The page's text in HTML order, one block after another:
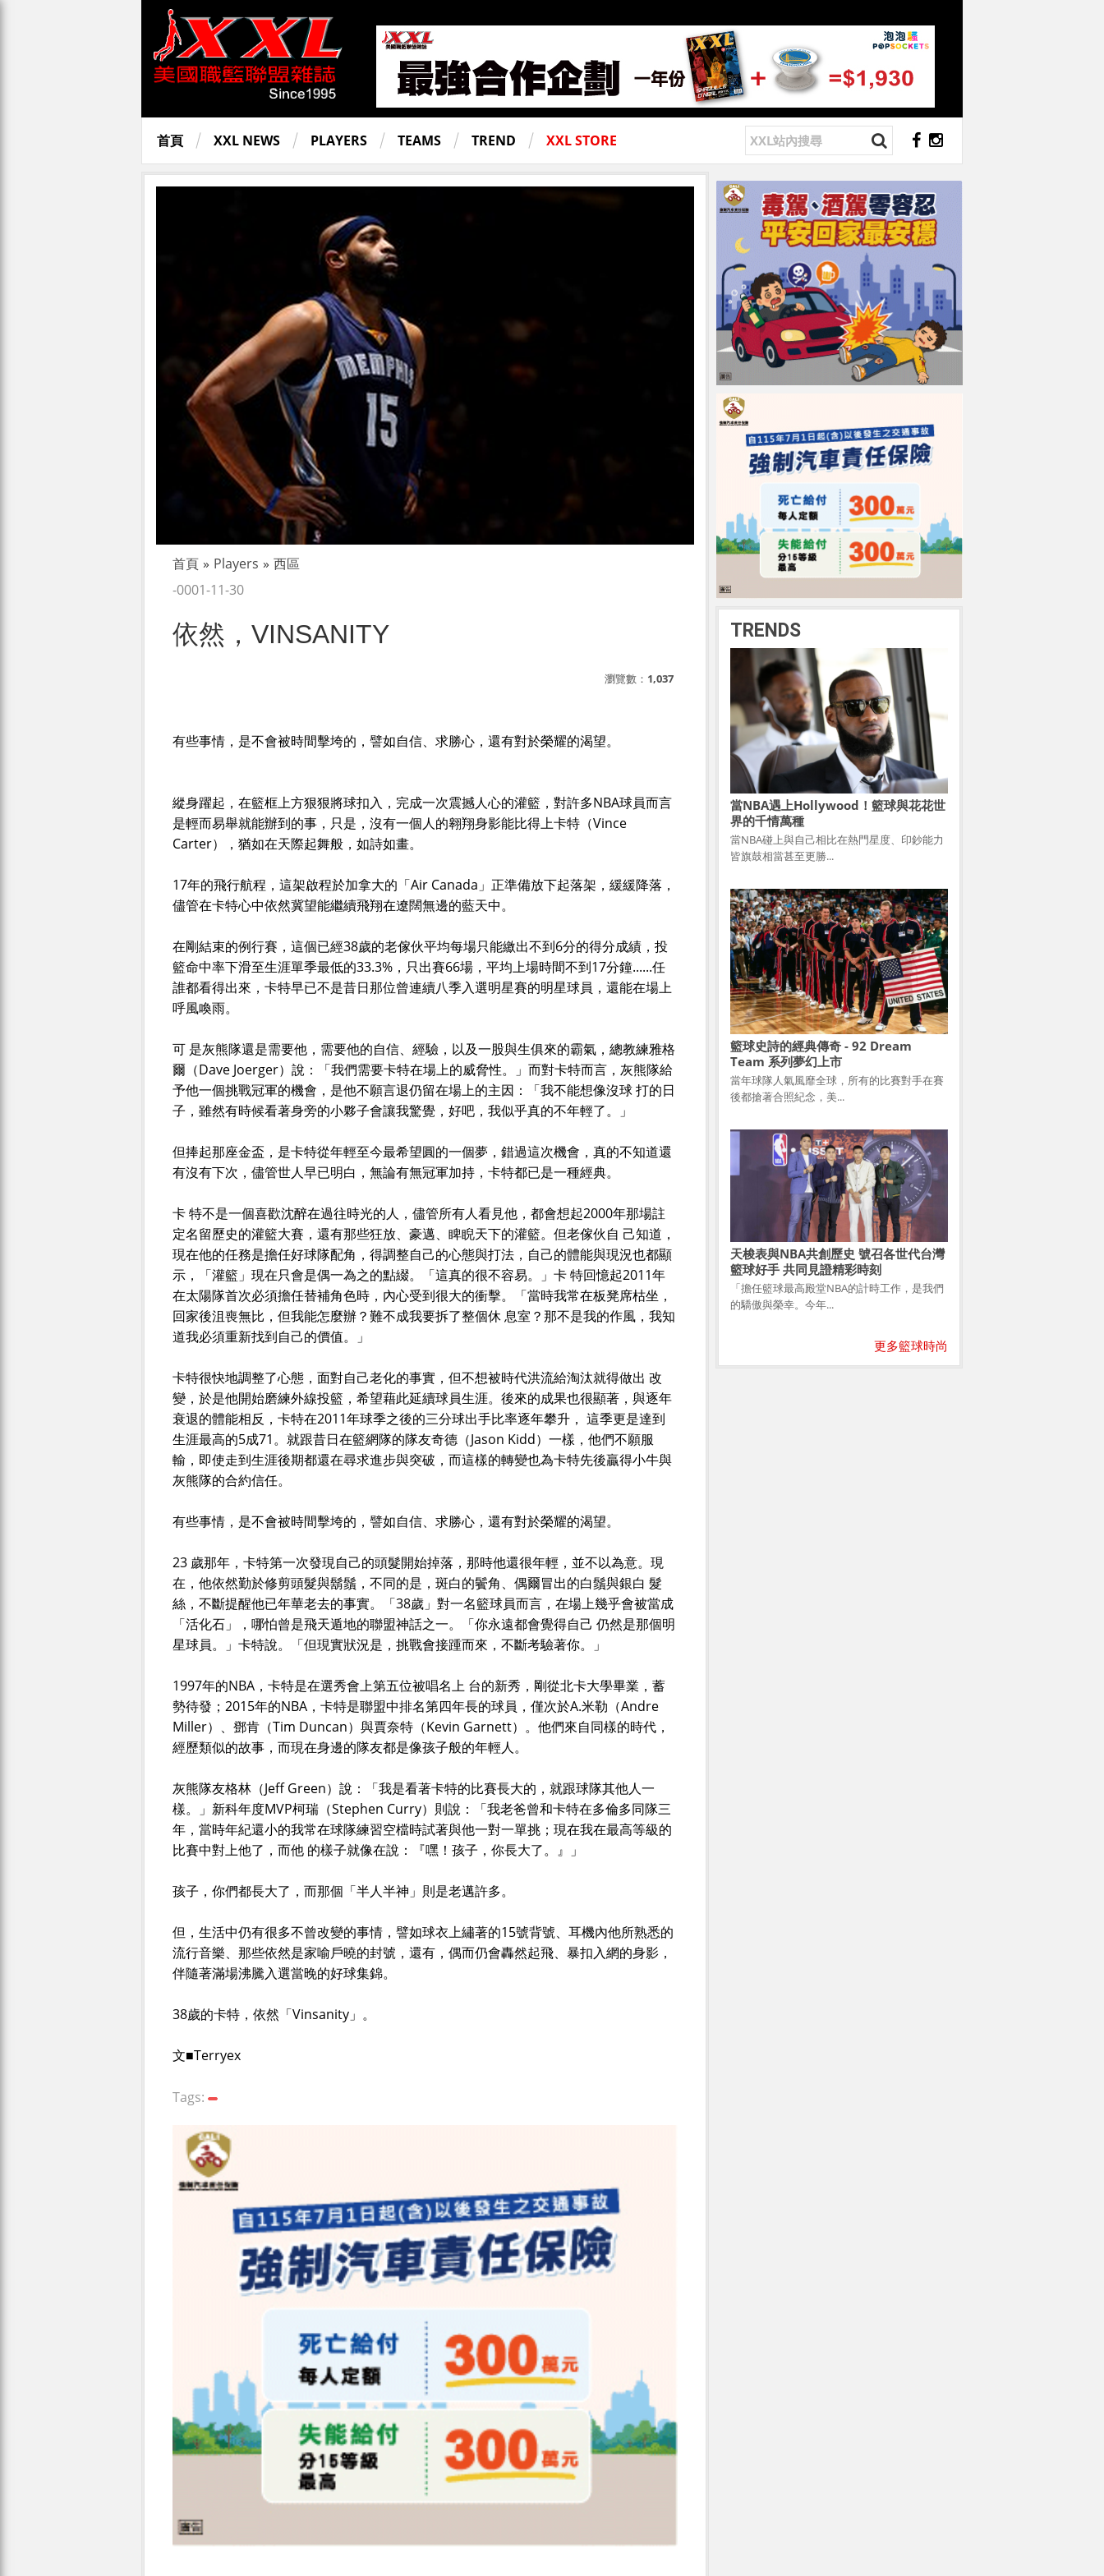
首頁 XXL NEWS PLAYERS TEAMS TREND XXL STORE
首頁 » Players » 西區
-0001-11-30
依然，VINSANITY
瀏覽數： 1,037
有些事情，是不會被時間擊垮的，譬如自信、求勝心，還有對於榮耀的渴望。
縱身躍起，在籃框上方狠狠將球扣入，完成一次震撼人心的灌籃，對許多NBA球員而言
是輕而易舉就能辦到的事，只是，沒有一個人的翱翔身影能比得上卡特（Vince
Carter），猶如在天際起舞般，如詩如畫。
17年的飛行航程，這架啟程於加拿大的「Air Canada」正準備放下起落架，緩緩降落，
儘管在卡特心中依然冀望能繼續飛翔在遼闊無邊的藍天中。
在剛結束的例行賽，這個已經38歲的老傢伙平均每場只能繳出不到6分的得分成績，投
籃命中率下滑至生涯單季最低的33.3%，只出賽66場，平均上場時間不到17分鐘......任
誰都看得出來，卡特早已不是昔日那位曾連續八季入選明星賽的明星球員，還能在場上
呼風喚雨。
可 是灰熊隊還是需要他，需要他的自信、經驗，以及一股與生俱來的霸氣，總教練雅格
爾（Dave Joerger）說：「我們需要卡特在場上的威脅性。」而對卡特而言，灰熊隊給
予他一個挑戰冠軍的機會，是他不願言退仍留在場上的主因：「我不能想像沒球 打的日
子，雖然有時候看著身旁的小夥子會讓我驚覺，好吧，我似乎真的不年輕了。」
但捧起那座金盃，是卡特從年輕至今最希望圓的一個夢，錯過這次機會，真的不知道還
有沒有下次，儘管世人早已明白，無論有無冠軍加持，卡特都已是一種經典。
卡 特不是一個喜歡沈醉在過往時光的人，儘管所有人看見他，都會想起2000年那場註
定名留歷史的灌籃大賽，還有那些狂放、豪邁、睥睨天下的灌籃。但老傢伙自 己知道，
現在他的任務是擔任好球隊配角，得調整自己的心態與打法，自己的體能與現況也都顯
示，「灌籃」現在只會是偶一為之的點綴。「這真的很不容易。」卡 特回憶起2011年
在太陽隊首次必須擔任替補角色時，內心受到很大的衝擊。「當時我常在板凳席枯坐，
回家後沮喪無比，但我能怎麼辦？難不成我要拆了整個休 息室？那不是我的作風，我知
道我必須重新找到自己的價值。」
卡特很快地調整了心態，面對自己老化的事實，但不想被時代洪流給淘汰就得做出 改
變，於是他開始磨練外線投籃，希望藉此延續球員生涯。後來的成果也很顯著，與逐年
衰退的體能相反，卡特在2011年球季之後的三分球出手比率逐年攀升， 這季更是達到
生涯最高的5成71。就跟昔日在籃網隊的隊友奇德（Jason Kidd）一樣，他們不願服
輸，即使走到生涯後期都還在尋求進步與突破，而這樣的轉變也為卡特先後贏得小牛與
灰熊隊的合約信任。
有些事情，是不會被時間擊垮的，譬如自信、求勝心，還有對於榮耀的渴望。
23 歲那年，卡特第一次發現自己的頭髮開始掉落，那時他還很年輕，並不以為意。現
在，他依然勤於修剪頭髮與鬍鬚，不同的是，斑白的鬢角、偶爾冒出的白鬚與銀白 髮
絲，不斷提醒他已年華老去的事實。「38歲」對一名籃球員而言，在場上幾乎會被當成
「活化石」，哪怕曾是飛天遁地的聯盟神話之一。「你永遠都會覺得自己 仍然是那個明
星球員。」卡特說。「但現實狀況是，挑戰會接踵而來，不斷考驗著你。」
1997年的NBA，卡特是在選秀會上第五位被唱名上 台的新秀，剛從北卡大學畢業，蓄
勢待發；2015年的NBA，卡特是聯盟中排名第四年長的球員，僅次於A.米勒（Andre
Miller）、鄧肯（Tim Duncan）與賈奈特（Kevin Garnett）。他們來自同樣的時代，
經歷類似的故事，而現在身邊的隊友都是像孩子般的年輕人。
灰熊隊友格林（Jeff Green）說：「我是看著卡特的比賽長大的，就跟球隊其他人一
樣。」新科年度MVP柯瑞（Stephen Curry）則說：「我老爸曾和卡特在多倫多同隊三
年，當時年紀還小的我常在球隊練習空檔時試著與他一對一單挑；現在我在最高等級的
比賽中對上他了，而他 的樣子就像在說：『嘿！孩子，你長大了。』」
孩子，你們都長大了，而那個「半人半神」則是老邁許多。
但，生活中仍有很多不曾改變的事情，譬如球衣上繡著的15號背號、耳機內他所熟悉的
流行音樂、那些依然是家喻戶曉的封號，還有，偶而仍會轟然起飛、暴扣入網的身影，
伴隨著滿場沸騰入選當晚的好球集錦。
38歲的卡特，依然「Vinsanity」。
文■Terryex
Tags:
TRENDS
當NBA遇上Hollywood！籃球與花花世
界的千情萬種
當NBA碰上與自己相比在熱門星度、印鈔能力
皆旗鼓相當甚至更勝...
籃球史詩的經典傳奇 - 92 Dream
Team 系列夢幻上市
當年球隊人氣風靡全球，所有的比賽對手在賽
後都搶著合照紀念，美...
天梭表與NBA共創歷史 號召各世代台灣
籃球好手 共同見證精彩時刻
「擔任籃球最高殿堂NBA的計時工作，是我們
的驕傲與榮幸。今年...
更多籃球時尚